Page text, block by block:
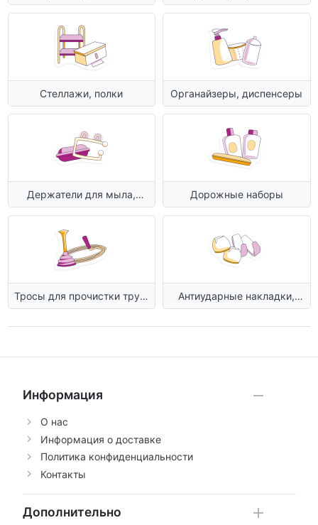
ершики
Стеллажи, полки Органайзеры, диспенсеры
Держатели для мыла,
зубных щеток
Дорожные наборы
Тросы для прочистки труб,
вантуз
Антиударные накладки,
крючки
Информация
О нас
Информация о доставке
Политика конфиденциальности
Контакты
Дополнительно